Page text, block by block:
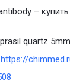
–
quartz
https://